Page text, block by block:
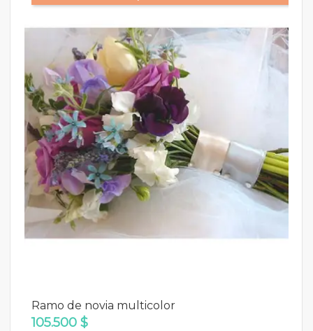
Ramo de novia multicolor
105.500 $